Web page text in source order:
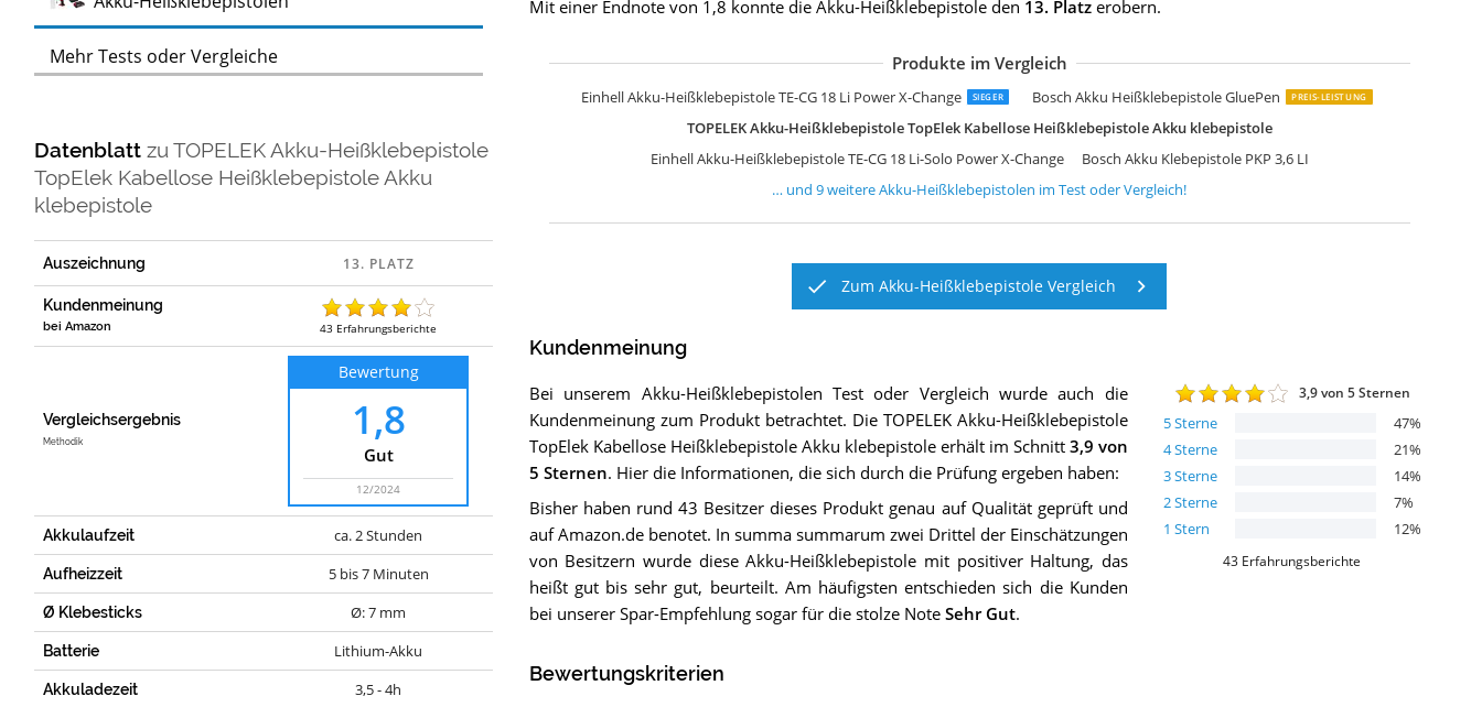
Mehr Tests oder Vergleiche
DatenblattzuTOPELEK Akku-Heißklebepistole
TopElek Kabellose Heißklebepistole Akku
klebepistole
Auszeichnung
Kundenmeinung
bei Amazon 43 Erfahrungsberichte
Vergleichsergebnis
Methodik
Bewertung
1,8
Gut
12/2024
Akkulaufzeit ca. 2 Stunden
Aufheizzeit 5 bis 7 Minuten
Ø Klebesticks Ø: 7 mm
Batterie Lithium-Akku
Akkuladezeit 3,5 - 4h
Mit einer Endnote von 1,8 konnte die Akku-Heißklebepistole den 13. Platzerobern.
Produkte im Vergleich
Einhell Akku-Heißklebepistole TE-CG 18 Li Power X-Change SIEGER Bosch Akku Heißklebepistole GluePen PREIS-LEISTUNG
TOPELEK Akku-Heißklebepistole TopElek Kabellose Heißklebepistole Akku klebepistole
Einhell Akku-Heißklebepistole TE-CG 18 Li-Solo Power X-Change
Bosch Akku Klebepistole PKP 3,6 LI
TROTEC Akku Heißklebepistole Pggs 10-20V
Steinel Akku-Heißklebepistole neo 2 Klebstoffrückzug
Ryobi Akku Heißklebepistole ONE+ 18 V
Ryobi Akku-Heißklebepistole R18GLU-0 5133002868
Ferm GGM1003 Li-Ion Akku-Klebepistole 7.2V
Steinel Akku-Heißklebestift Neo1 blau
Wiha zai Hause Akku Heißklebepistole Set
schnurlos Akku Heißklebepistole Klebepistole Elektro
Einhell Akku-Heißklebepistole TC-CG 3,6 Li
… und9weitereAkku-Heißklebepistolen im Test oder Vergleich!
Zum Akku-Heißklebepistole Vergleich
Kundenmeinung
3,9von 5 Sternen
5Sterne 47%
4Sterne 21%
3Sterne 14%
2Sterne 7%
1 Stern 12%
43 Erfahrungsberichte
Bei unserem Akku-Heißklebepistolen Test oder Vergleich wurde auch die
Kundenmeinung zum Produkt betrachtet. Die TOPELEK Akku-Heißklebepistole
TopElek Kabellose Heißklebepistole Akku klebepistoleerhält im Schnitt 3,9 von
5 Sternen. Hier die Informationen, die sich durch die Prüfung ergeben haben:
Bisher haben rund 43 Besitzer dieses Produkt genau auf Qualität geprüft und
auf Amazon.de benotet. In summa summarum zwei Drittel der Einschätzungen
von Besitzern wurde diese Akku-Heißklebepistole mit positiver Haltung, das
heißt gut bis sehr gut, beurteilt. Am häufigsten entschieden sich die Kunden
bei unserer Spar-Empfehlung sogar für die stolze Note Sehr Gut.
Bewertungskriterien